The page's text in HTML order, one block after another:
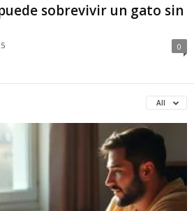
sobrevivir un gato sin
0
All